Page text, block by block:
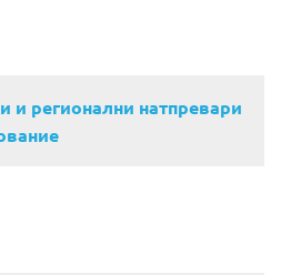
и регионални натпревари